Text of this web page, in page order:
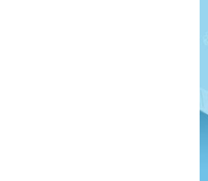
肉
种
药
当